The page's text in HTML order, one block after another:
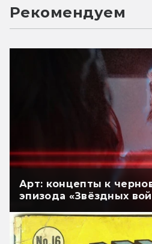
Рекомендуем
Арт: концепты к
эпизода «Звёздных